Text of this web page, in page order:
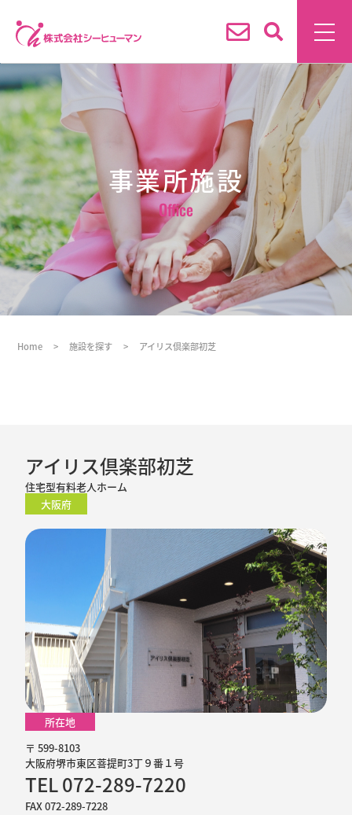
事業所施設
Office
Home >施設を探す > アイリス倶楽部初芝
アイリス倶楽部初芝
住宅型有料老人ホーム
大阪府
所在地
〒 599-8103
大阪府堺市東区菩提町3丁９番１号
TEL 072-289-7220
FAX 072-289-7228